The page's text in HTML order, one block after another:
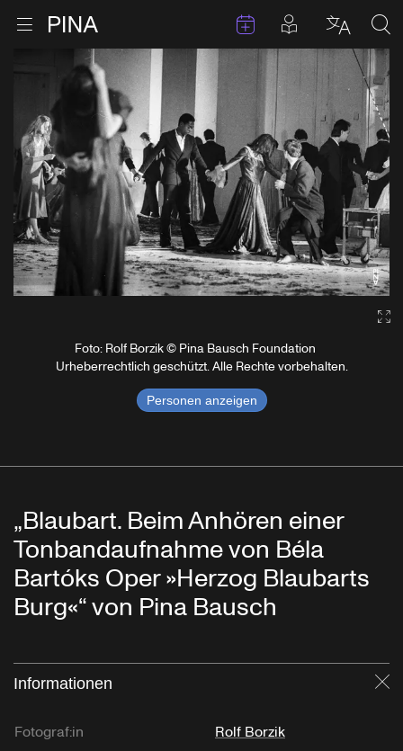
Zum Inhalt springen
Menu öffnen TermineBeiträge in
Foto: Rolf Borzik © Pina Bausch Foundation
Urheberrechtlich geschützt. Alle Rechte vorbehalten.
Personen anzeigen
„Blaubart. Beim Anhören einer
Tonbandaufnahme von Béla
Bartóks Oper »Herzog Blaubarts
Burg«“ von Pina Bausch
Informationen
Fotograf:in
Rolf Borzik